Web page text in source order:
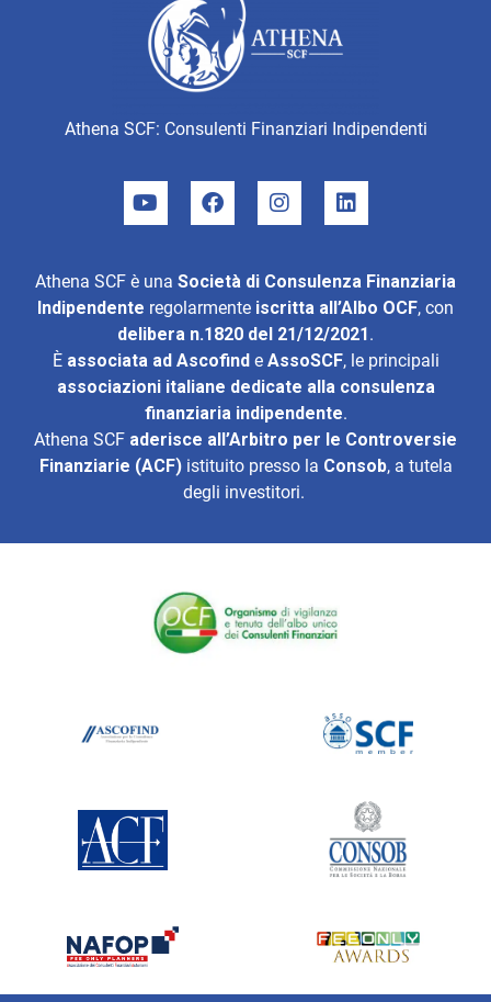
Athena SCF: Consulenti Finanziari Indipendenti
Athena SCF è una Società di Consulenza Finanziaria
Indipendente regolarmente iscritta all’Albo OCF, con
delibera n.1820 del 21/12/2021.
È associata ad Ascofinde AssoSCF, le principali
associazioni italiane dedicate alla consulenza
finanziaria indipendente.
Athena SCF aderisce all’Arbitro per le Controversie
Finanziarie (ACF)istituito presso la Consob, a tutela
degli investitori.